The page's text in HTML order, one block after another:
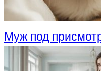
Муж под